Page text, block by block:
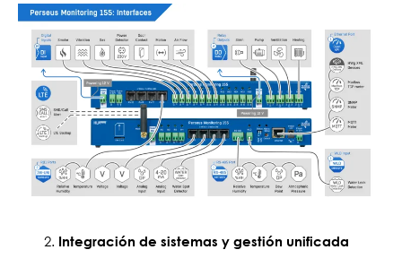
Integración de sistemas y gestión unificada